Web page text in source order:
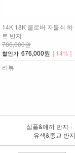
14K 18K 클로버 자물쇠 하
트 반지
786,000원
할인가 676,000원 [ 14% ]
리뷰
심플&애끼 반지
유색&종교 반지